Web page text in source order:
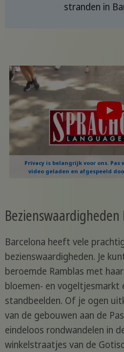
stranden in
Privacy is belangrijk voor ons.
video geladen en afgespeeld
Bezienswaardigheden
Barcelona heeft vele
bezienswaardigheden. Je
beroemde Ramblas met
bloemen- en vogeltjesmarkt
standbeelden. Of je ogen
van de gebouwen aan de
eindeloos rondwandelen in
winkelstraatjes van de